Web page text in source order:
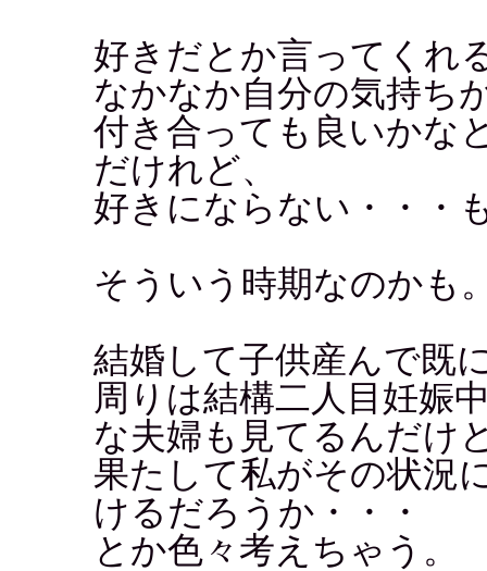
好きだとか言ってくれ
なかなか自分の気持ち
付き合っても良いかな
だけれど、
好きにならない・・・
そういう時期なのかも
結婚して子供産んで既
周りは結構二人目妊娠
な夫婦も見てるんだけ
果たして私がその状況
けるだろうか・・・
とか色々考えちゃう。